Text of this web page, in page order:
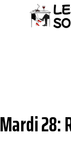
Mardi 28: